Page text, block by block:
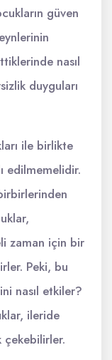
güven
nasıl
duyguları
ile birlikte
edilmemelidir.
zaman için bir
Peki, bu
nasıl etkiler?
ileride
çekebilirler.